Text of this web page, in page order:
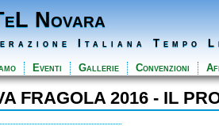
Novara
Italiana Tempo
Eventi Gallerie Convenzioni
FRAGOLA 2016 - IL